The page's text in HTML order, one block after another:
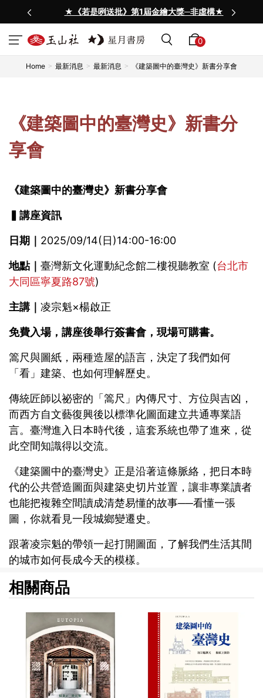
★《若是咧送批》第1屆金繪大獎─非虛構★
0
Home 最新消息 最新消息 《建築圖中的臺灣史》新書分享會
《建築圖中的臺灣史》新書分
享會
《建築圖中的臺灣史》新書分享會
▍講座資訊
日期｜ 2025/09/14(日)14:00-16:00
地點｜ 臺灣新文化運動紀念館二樓視聽教室 (台北市
大同區寧夏路87號)
主講｜ 凌宗魁×楊啟正
免費入場，講座後舉行簽書會，現場可購書。
篙尺與圖紙，兩種造屋的語言，決定了我們如何
「看」建築、也如何理解歷史。
傳統匠師以祕密的「篙尺」內傳尺寸、方位與吉凶，
而西方自文藝復興後以標準化圖面建立共通專業語
言。臺灣進入日本時代後，這套系統也帶了進來，從
此空間知識得以交流。
《建築圖中的臺灣史》正是沿著這條脈絡，把日本時
代的公共營造圖面與建築史切片並置，讓非專業讀者
也能把複雜空間讀成清楚易懂的故事──看懂一張
圖，你就看見一段城鄉變遷史。
跟著凌宗魁的帶領一起打開圖面，了解我們生活其間
的城市如何長成今天的模樣。
相關商品